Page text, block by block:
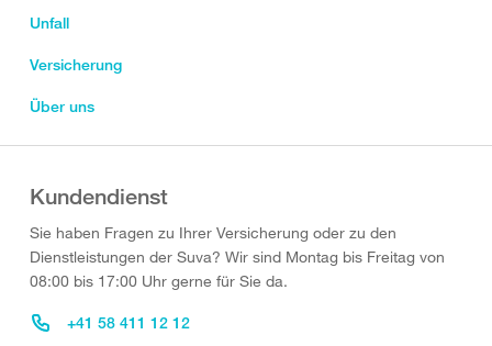
Unfall
Versicherung
Über uns
Kundendienst
Sie haben Fragen zu Ihrer Versicherung oder zu den
Dienstleistungen der Suva? Wir sind Montag bis Freitag von
08:00 bis 17:00 Uhr gerne für Sie da.
+41 58 411 12 12